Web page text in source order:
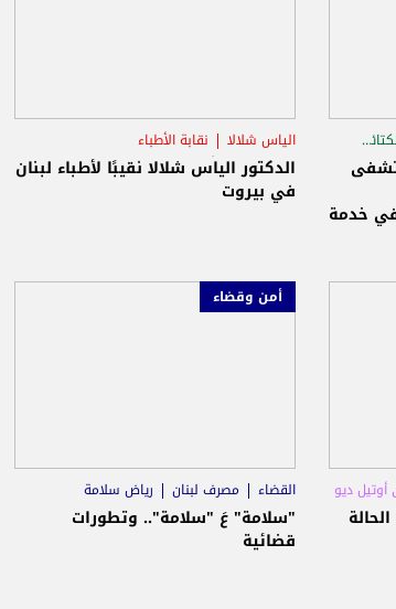
المجلس الصحي الإجتماعي في حزب الكتائب
خدمة
الياس شلالا
نقابة الأطباء
مستشفى أوتيل ديو
الدكتور الياس شلالا نقيبًا لأطباء لبنان
في بيروت
ديو
أمن وقضاء
القضاء مصرف لبنان رياض سلامة
"سلامة" عَ "سلامة".. وتطورات
قضائية